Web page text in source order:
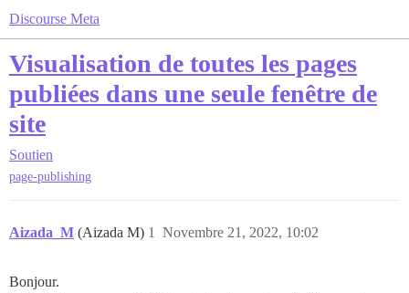
Discourse Meta
Visualisation de toutes les pages
publiées dans une seule fenêtre de
site
Soutien
page-publishing
Aizada_M (Aizada M) Novembre 21, 2022, 10:02
1
Bonjour.